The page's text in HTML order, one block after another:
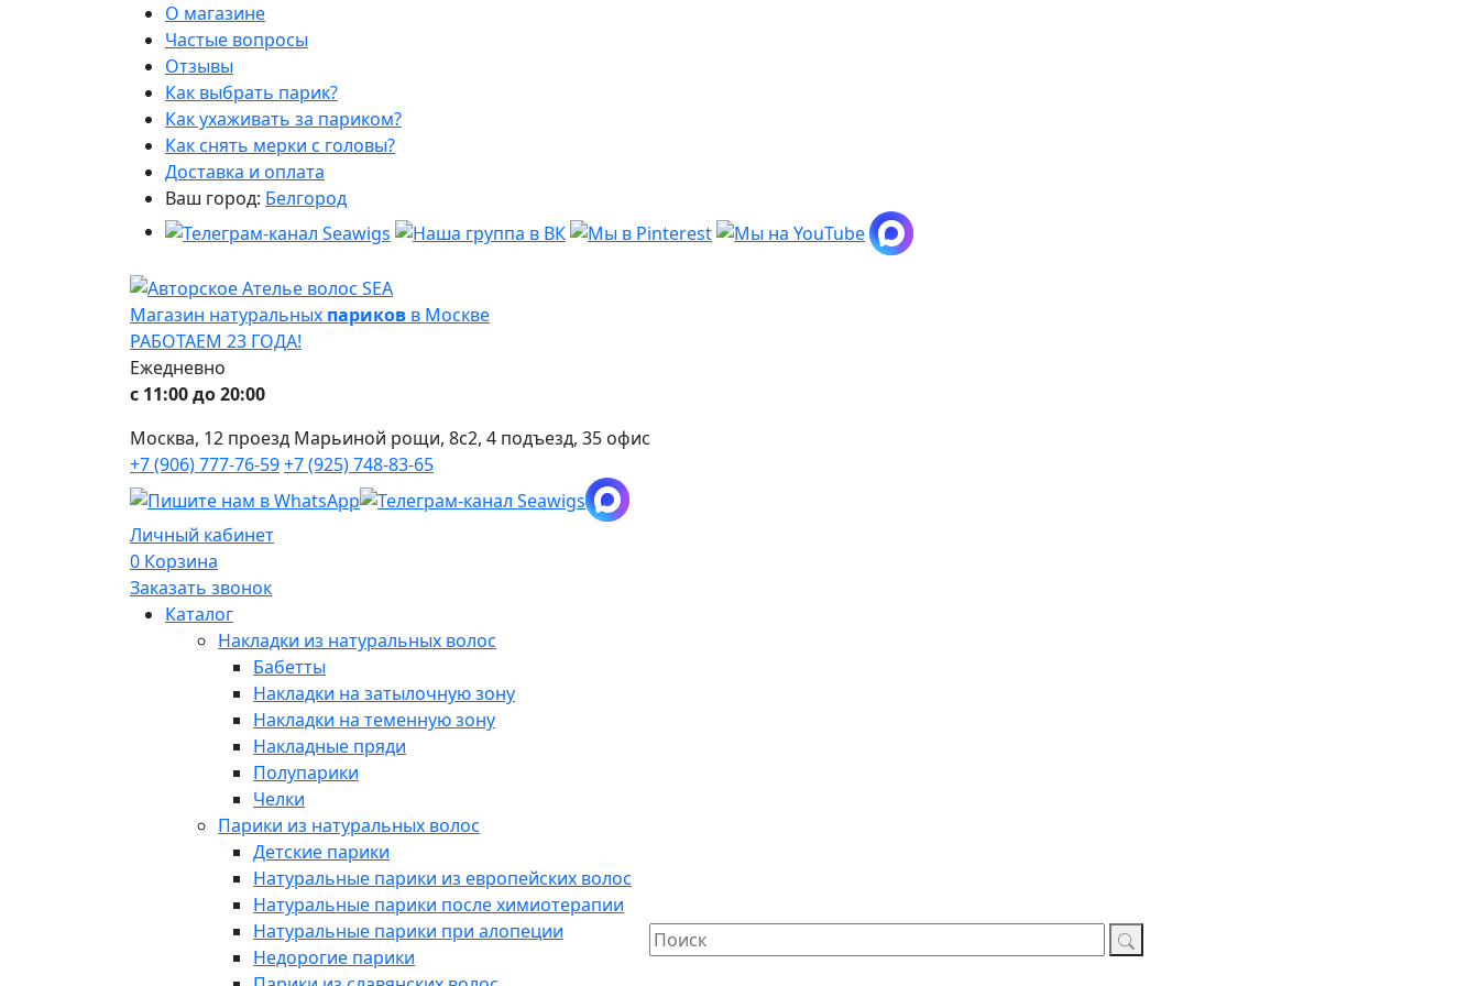
О магазине
Частые вопросы
Отзывы
Как выбрать парик?
Как ухаживать за париком?
Как снять мерки с головы?
Доставка и оплата
Ваш город: Белгород
Магазин натуральных париков в Москве
РАБОТАЕМ 23 ГОДА!
Ежедневно
с 11:00 до 20:00
Москва, 12 проезд Марьиной рощи, 8с2, 4 подъезд, 35 офис
+7 (906) 777-76-59+7 (925) 748-83-65
Личный кабинет
0 Корзина
Заказать звонок
Каталог
Накладки из натуральных волос
Бабетты
Накладки на затылочную зону
Накладки на теменную зону
Накладные пряди
Полупарики
Челки
Парики из натуральных волос
Детские парики
Натуральные парики из европейских волос
Натуральные парики после химиотерапии
Натуральные парики при алопеции
Недорогие парики